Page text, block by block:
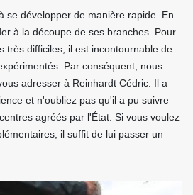
se développer de manière rapide. En
à la découpe de ses branches. Pour
très difficiles, il est incontournable de
Par conséquent, nous
adresser à Reinhardt Cédric. Il a
et n'oubliez pas qu'il a pu suivre
agréés par l'État. Si vous voulez
il suffit de lui passer un